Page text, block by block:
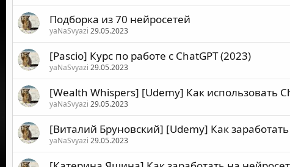
Подборка из 70 нейросетей
yaNaSvyazi 29.05.2023
[Pascio] Курс по работе с ChatGPT (2023)
yaNaSvyazi 29.05.2023
[Wealth Whispers] [Udemy] Как использовать
yaNaSvyazi 29.05.2023
[Виталий Бруновский] [Udemy] Как
yaNaSvyazi 29.05.2023